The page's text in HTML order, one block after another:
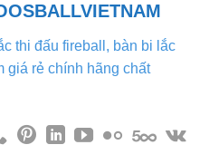
chọn
có
thể
trên
trang
thi đấu fireball, bàn bi lắc
giá rẻ chính hãng chất